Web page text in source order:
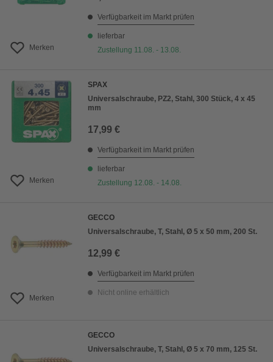
Merken
Verfügbarkeit im Markt prüfen
lieferbar
Zustellung 11.08. - 13.08.
Merken
SPAX
Universalschraube, PZ2, Stahl, 300 Stück, 4 x 45
mm
17,99 €
Verfügbarkeit im Markt prüfen
lieferbar
Zustellung 12.08. - 14.08.
Merken
GECCO
Universalschraube, T, Stahl, Ø 5 x 50 mm, 200 St.
12,99 €
Verfügbarkeit im Markt prüfen
Nicht online erhältlich
GECCO
Universalschraube, T, Stahl, Ø 5 x 70 mm, 125 St.